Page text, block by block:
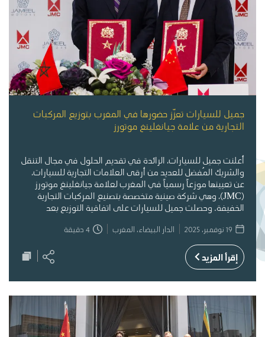
جميل للسيارات تعزّز حضورها في المغرب بتوزيع المركبات
التجارية من علامة جيانغلينغ موتورز
أعلنت جميل للسيارات، الرائدة في تقديم الحلول في مجال التنقل
والشريك المُفضل للعديد من أرقى العلامات التجارية للسيارات،
عن تعيينها موزعاً رسمياً في المغرب لعلامة جيانغلينغ موتورز
(JMC)، وهي شركة صينية متخصصة بتصنيع المركبات التجارية
الخفيفة. وحصلت جميل للسيارات على اتفاقية التوزيع بعد
19 نوفمبر، 2025 الدار البيضاء، المغرب 4 دقيقة
إقرأ المزيد